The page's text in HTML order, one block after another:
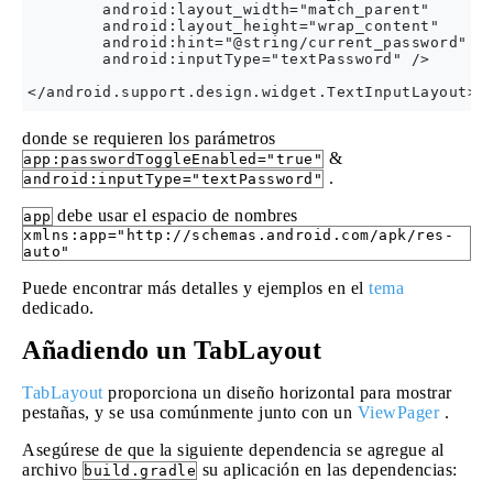
        android:layout_width="match_parent"
        android:layout_height="wrap_content"
        android:hint="@string/current_password"
        android:inputType="textPassword" />
donde se requieren los parámetros
app:passwordToggleEnabled="true" &
android:inputType="textPassword" .
app debe usar el espacio de nombres
xmlns:app="http://schemas.android.com/apk/res-
auto"
Puede encontrar más detalles y ejemplos en el tema
dedicado.
Añadiendo un TabLayout
TabLayout proporciona un diseño horizontal para mostrar
pestañas, y se usa comúnmente junto con un ViewPager.
Asegúrese de que la siguiente dependencia se agregue al
archivo build.gradle su aplicación en las dependencias: